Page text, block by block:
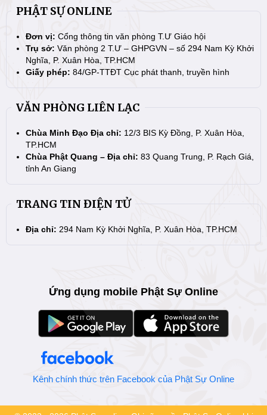
PHẬT SỰ ONLINE
Đơn vị: Cổng thông tin văn phòng T.Ư Giáo hội
Trụ sở: Văn phòng 2 T.Ư – GHPGVN – số 294 Nam Kỳ Khởi
Nghĩa, P. Xuân Hòa, TP.HCM
Giấy phép: 84/GP-TTĐT Cục phát thanh, truyền hình
VĂN PHÒNG LIÊN LẠC
Chùa Minh Đạo Địa chỉ: 12/3 BIS Kỳ Đồng, P. Xuân Hòa,
TP.HCM
Chùa Phật Quang – Địa chỉ: 83 Quang Trung, P. Rạch Giá,
tỉnh An Giang
TRANG TIN ĐIỆN TỬ
Địa chỉ: 294 Nam Kỳ Khởi Nghĩa, P. Xuân Hòa, TP.HCM
Ứng dụng mobile Phật Sự Online
Kênh chính thức trên Facebook của Phật Sự Online